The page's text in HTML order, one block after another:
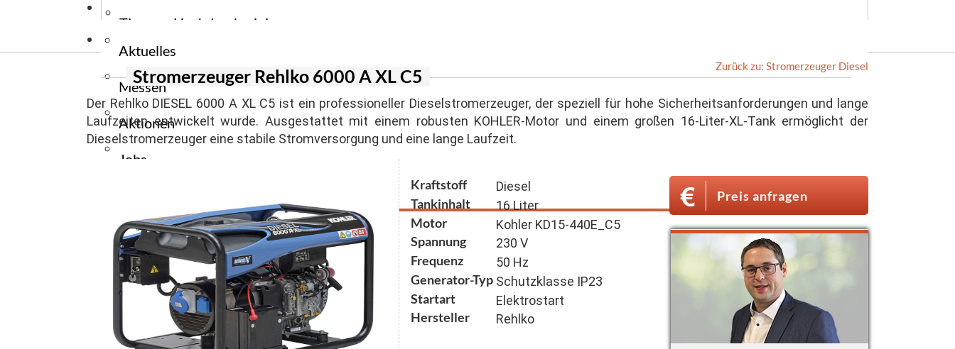
Tipps zu Hochdruckreiniger
Tipps zu Reinigungsmaschinen
Tipps zu Flurfördergeräte
Tipps zu Unkrautbekämpfung
Aktuelles
Messen
Aktionen
Jobs
Zurück zu: Stromerzeuger Diesel
Stromerzeuger Rehlko 6000 A XL C5
Der Rehlko DIESEL 6000 A XL C5 ist ein professioneller Dieselstromerzeuger, der speziell für hohe Sicherheitsanforderungen und lange
Laufzeiten entwickelt wurde. Ausgestattet mit einem robusten KOHLER-Motor und einem großen 16-Liter-XL-Tank ermöglicht der
Dieselstromerzeuger eine stabile Stromversorgung und eine lange Laufzeit.
Kraftstoff Diesel
Tankinhalt 16 Liter
Motor Kohler KD15-440E_C5
Spannung 230 V
Frequenz 50 Hz
Generator-Typ Schutzklasse IP23
Startart Elektrostart
Hersteller Rehlko
Preis anfragen